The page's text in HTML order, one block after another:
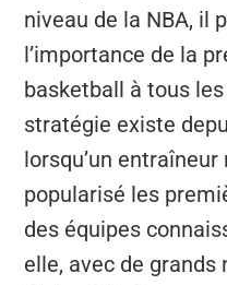
niveau de la NBA, il
l’importance de la
basketball à tous
stratégie existe
lorsqu’un
popularisé les
des équipes
elle, avec de grands